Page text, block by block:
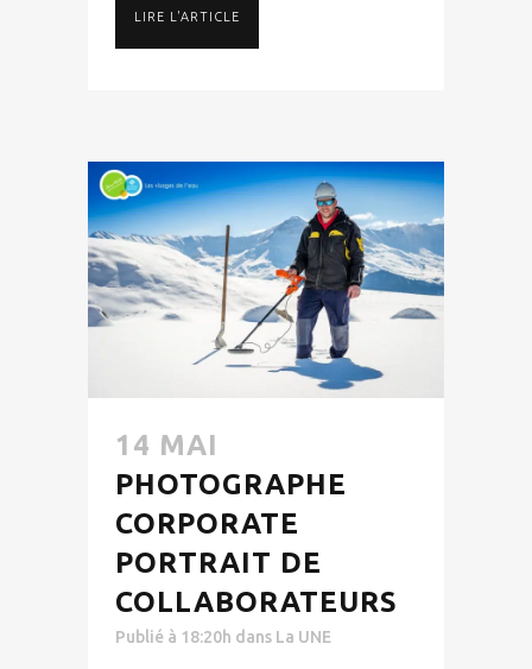
LIRE L'ARTICLE
14 MAI
PHOTOGRAPHE
CORPORATE
PORTRAIT DE
COLLABORATEURS
Publié à 18:20h dans La UNE